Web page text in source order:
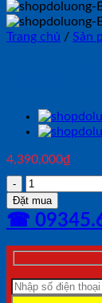
Trang chủ / Sản
4,390,000₫
Bơm
Định
Lượng
HANNA
lượng
Đặt mua
☎